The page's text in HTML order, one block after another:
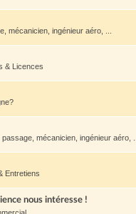
mécanicien, ingénieur aéro, ...
& Licences
mécanicien, ingénieur aéro, ...
Entretiens
nous intéresse !